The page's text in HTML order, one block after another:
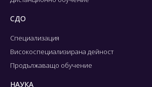
СДО
Специализация
Високоспециализирана дейност
Продължаващо обучение
НАУКА